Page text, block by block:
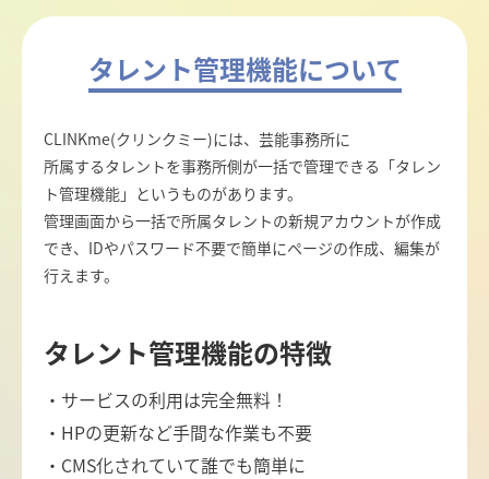
タレント管理機能について
CLINKme(クリンクミー)には、芸能事務所に
所属するタレントを事務所側が一括で管理できる「タレン
ト管理機能」というものがあります。
管理画面から一括で所属タレントの新規アカウントが作成
でき、IDやパスワード不要で簡単にページの作成、編集が
行えます。
タレント管理機能の特徴
・サービスの利用は完全無料！
・HPの更新など手間な作業も不要
・CMS化されていて誰でも簡単に